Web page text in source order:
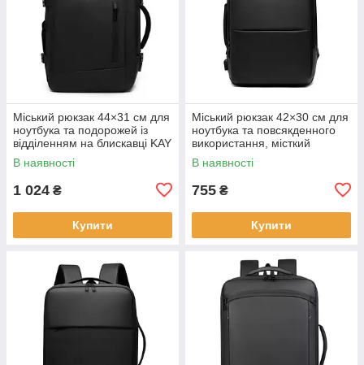
Міський рюкзак 44×31 см для
ноутбука та подорожей із
відділенням на блискавці KAY
В наявності
1 024 ₴
Купити
Міський рюкзак 42×30 см для
ноутбука та повсякденного
використання, місткий
чорний KAY
В наявності
755 ₴
Купити